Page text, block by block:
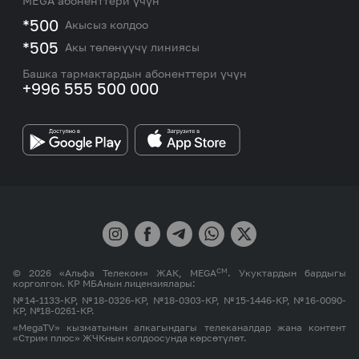
eSIM
Номерди тандоо
M2M
Корпоративдик жана VIP кардарлар менен иштөө
боюнча бөлүмдүн кызматкерлеринин байланыш
маалыматтары.
Тармакты камтуу картасы жана тейлөө борборлору
MEGAда иште
MEGA бренди
*500 Акысыз колдоо
*505 Акы төлөнүүчү линиясы
Башка тармактардын абоненттери үчүн
+996 555 500 000
© 2026 «Альфа Телеком» ЖАК, MEGAСМ. Укуктардын бардыгы
корголгон. КР МБАнын лицензиялары:
№14-1133-КР, №18-0326-КР, №18-0303-КР, №15-1446-КР, №16-0090-
КР, №18-0261-КР.
«MegaTV» кызматынын алкагындагы телеканалдар жана контент
«Стрим плюс» ЖЧКнын колдоосунда көрсөтүлөт.